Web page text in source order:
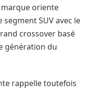
oriente
SUV avec le
crossover basé
génération du
rappelle toutefois